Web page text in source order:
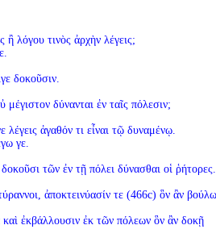
λόγου τινὸς ἀρχὴν λέγεις;
δοκοῦσιν.
μέγιστον δύνανται ἐν ταῖς πόλεσιν;
λέγεις ἀγαθόν τι εἶναι τῷ δυναμένῳ.
γε.
δοκοῦσι τῶν ἐν τῇ πόλει δύνασθαι οἱ ῥήτορες.
ἀποκτεινύασίν τε (466c) ὃν ἂν
καὶ ἐκβάλλουσιν ἐκ τῶν πόλεων ὃν ἂν δοκῇ